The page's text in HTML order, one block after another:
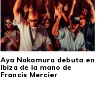
Aya Nakamura debuta en
Ibiza de la mano de
Francis Mercier